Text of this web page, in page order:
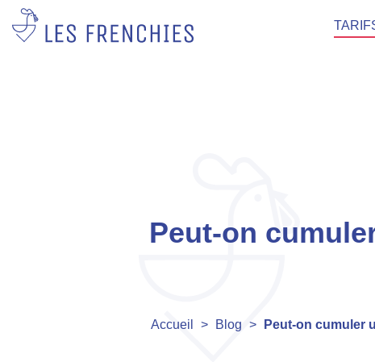
Peut-on
Accueil > Blog > Peut-on cumuler